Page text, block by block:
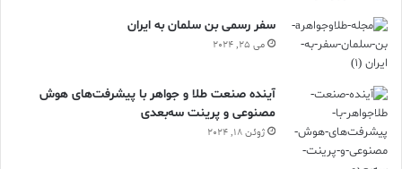
سفر رسمی بن سلمان به ایران
می 25, 2024
آینده صنعت طلا و جواهر با پیشرفت‌های هوش
مصنوعی و پرینت سه‌بعدی
ژوئن 18, 2024